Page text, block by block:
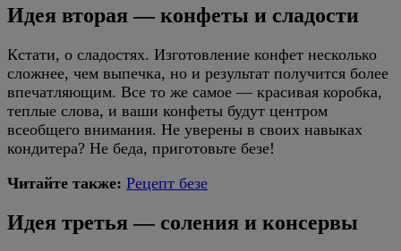
Идея вторая — конфеты и сладости
Кстати, о сладостях. Изготовление конфет несколько
сложнее, чем выпечка, но и результат получится более
впечатляющим. Все то же самое — красивая коробка,
теплые слова, и ваши конфеты будут центром
всеобщего внимания. Не уверены в своих навыках
кондитера? Не беда, приготовьте безе!
Читайте также: Рецепт безе
Идея третья — соления и консервы